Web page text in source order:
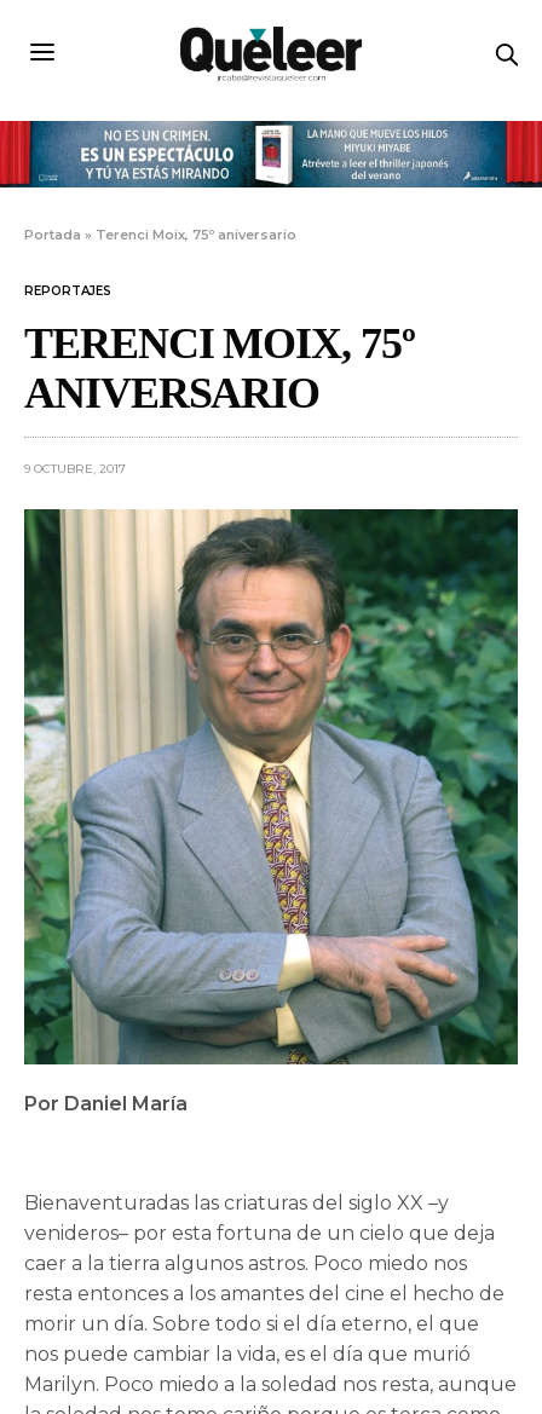
Portada » Terenci Moix, 75º aniversario
REPORTAJES
TERENCI MOIX, 75º
ANIVERSARIO
9 OCTUBRE, 2017
Por Daniel María
Bienaventuradas las criaturas del siglo XX –y
venideros– por esta fortuna de un cielo que deja
caer a la tierra algunos astros. Poco miedo nos
resta entonces a los amantes del cine el hecho de
morir un día. Sobre todo si el día eterno, el que
nos puede cambiar la vida, es el día que murió
Marilyn. Poco miedo a la soledad nos resta, aunque